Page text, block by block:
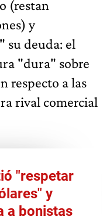
(restan
y
su deuda: el
"dura" sobre
respecto a las
rival comercial
"respetar
y
a bonistas